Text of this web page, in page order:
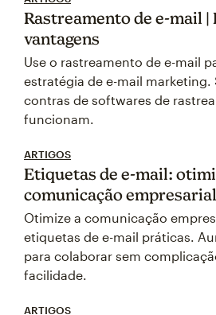
Rastreamento de e-mail |
vantagens
Use o rastreamento de e-mail
estratégia de e-mail marketing.
contras de softwares de
funcionam.
ARTIGOS
Etiquetas de e-mail:
comunicação empresarial
Otimize a comunicação
etiquetas de e-mail práticas.
para colaborar sem
facilidade.
ARTIGOS